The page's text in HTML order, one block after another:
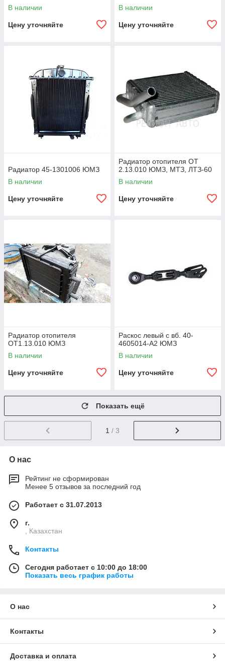
В наличии
Цену уточняйте
В наличии
Цену уточняйте
Радиатор 45-1301006 ЮМЗ
В наличии
Цену уточняйте
Радиатор отопителя ОТ
2.13.010 ЮМЗ, МТЗ, ЛТЗ-60
В наличии
Цену уточняйте
Радиатор отопителя
ОТ1.13.010 ЮМЗ
В наличии
Цену уточняйте
Раскос левый с вб. 40-
4605014-А2 ЮМЗ
В наличии
Цену уточняйте
Показать ещё
1 / 3
О нас
Рейтинг не сформирован
Менее 5 отзывов за последний год
Работает с 31.07.2013
г.
, Казахстан
Контакты
Сегодня работает с 10:00 до 18:00
Показать весь график работы
О нас
Контакты
Доставка и оплата